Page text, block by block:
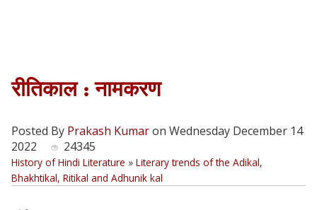
रीतिकाल : नामकरण
Posted By Prakash Kumaron Wednesday December 14
2022
24345
History of Hindi Literature » Literary trends of the Adikal,
Bhakhtikal, Ritikal and Adhunik kal